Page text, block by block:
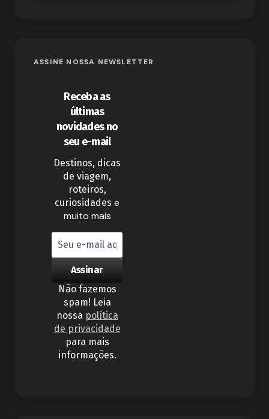
ASSINE NOSSA NEWSLETTER
Receba as
últimas
novidades no
seu e-mail
Destinos, dicas
de viagem,
roteiros,
curiosidades e
muito mais
Não fazemos
spam! Leia
nossa política
de privacidade
para mais
informações.